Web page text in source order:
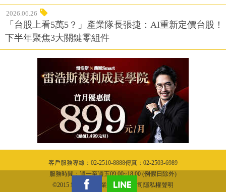
2026.06.26
「台股上看5萬5？」產業隊長張捷：AI重新定價台股！
下半年聚焦3大關鍵零組件
客戶服務專線：02-2510-8888傳真：02-2503-6989
服務時間：週一至週五09:00~18:00 (例假日除外)
©2015 城邦文化事業股份有限公司隱私權聲明